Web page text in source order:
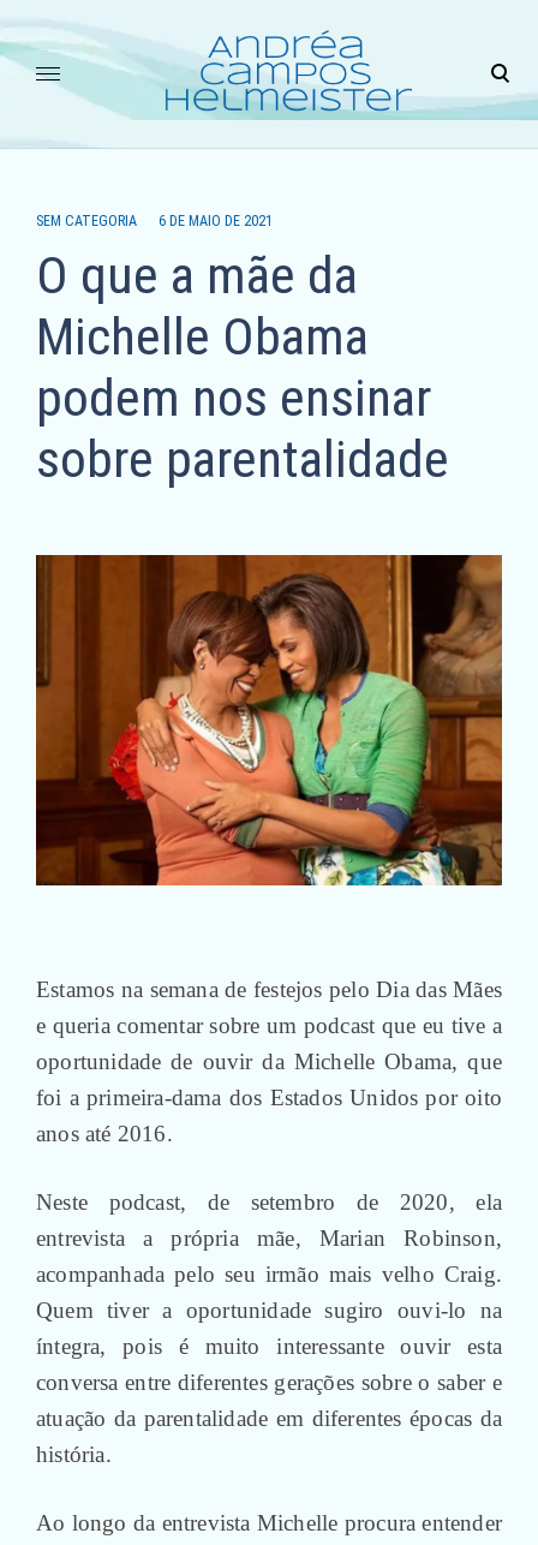
to
content
ANOS DE EXPERIÊNCIA NO ATENDIMENTO DE
ATENDIMENTO TAMBÉM EM ESPANHOL E INGLÊS.
FLORAIS.
SEM CATEGORIA 6 DE MAIO DE 2021
O que a mãe da
Michelle Obama
podem nos ensinar
sobre parentalidade
Estamos na semana de festejos pelo Dia das Mães
e queria comentar sobre um podcast que eu tive a
oportunidade de ouvir da Michelle Obama, que
foi a primeira-dama dos Estados Unidos por oito
anos até 2016.
Neste podcast, de setembro de 2020, ela
entrevista a própria mãe, Marian Robinson,
acompanhada pelo seu irmão mais velho Craig.
Quem tiver a oportunidade sugiro ouvi-lo na
íntegra, pois é muito interessante ouvir esta
conversa entre diferentes gerações sobre o saber e
atuação da parentalidade em diferentes épocas da
história.
Ao longo da entrevista Michelle procura entender